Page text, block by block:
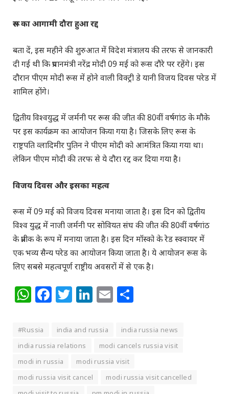
रूस का आगामी दौरा हुआ रद्द
बता दें, इस महीने की शुरुआत में विदेश मंत्रालय की तरफ से जानकारी
दी गई थी कि प्रधानमंत्री नरेंद्र मोदी 09 मई को रूस दौरे पर रहेंगे। इस
दौरान पीएम मोदी रूस में होने वाली विक्ट्री डे यानी विजय दिवस परेड में
शामिल होंगे।
द्वितीय विश्वयुद्ध में जर्मनी पर रूस की जीत की 80वीं वर्षगांठ के मौके
पर इस कार्यक्रम का आयोजन किया गया है। जिसके लिए रूस के
राष्ट्रपति व्लादिमीर पुतिन ने पीएम मोदी को आमंत्रित किया गया था।
लेकिन पीएम मोदी की तरफ से ये दौरा रद्द कर दिया गया है।
विजय दिवस और इसका महत्व
रूस में 09 मई को विजय दिवस मनाया जाता है। इस दिन को द्वितीय
विश्व युद्ध में नाजी जर्मनी पर सोवियत संघ की जीत की 80वीं वर्षगांठ
के प्रतीक के रूप में मनाया जाता है। इस दिन मॉस्को के रेड स्क्वायर में
एक भव्य सैन्य परेड का आयोजन किया जाता है। ये आयोजन रूस के
लिए सबसे महत्वपूर्ण राष्ट्रीय अवसरों में से एक है।
WhatsApp
Facebook
Twitter
LinkedIn
Email
#Russia india and russia
india russia news
india russia relations
modi cancels russia visit
modi in russia
modi russia visit
modi russia visit cancel
modi russia visit cancelled